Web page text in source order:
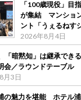
「100歳現役」目
が集結 マンショ
ント「うぇるねす
2026年8月4日
「暗黙知」は継承でき
会／ラウンドテーブル
月3日
の魅力を堪能 ホテル